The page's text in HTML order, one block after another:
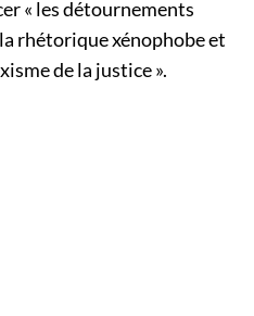
« les détournements
rhétorique xénophobe et
de la justice ».